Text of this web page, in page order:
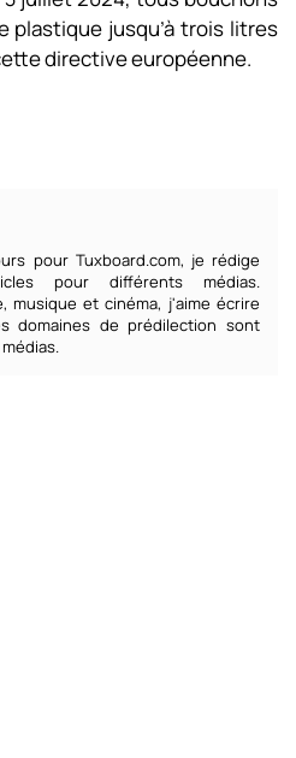
plastique jusqu’à trois litres
directive européenne.
pour Tuxboard.com, je rédige
pour différents médias.
musique et cinéma, j'aime écrire
domaines de prédilection sont